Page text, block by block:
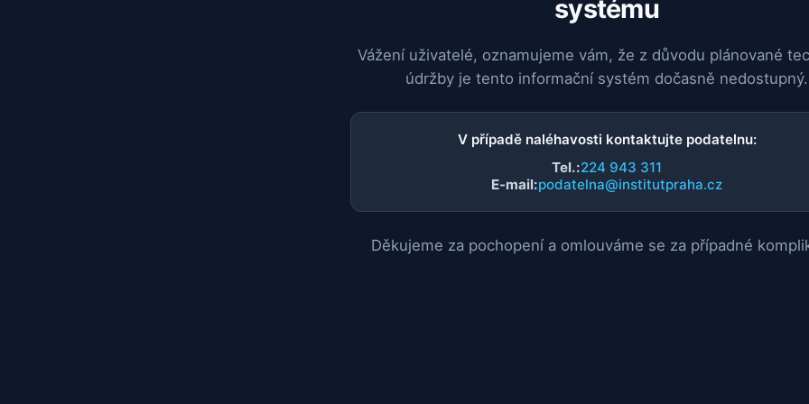
systému
Vážení uživatelé, oznamujeme vám, že z důvodu plánované
údržby je tento informační systém dočasně nedostupný.
V případě naléhavosti kontaktujte podatelnu:
Tel.:224 943 311
E-mail:podatelna@institutpraha.cz
Děkujeme za pochopení a omlouváme se za případné